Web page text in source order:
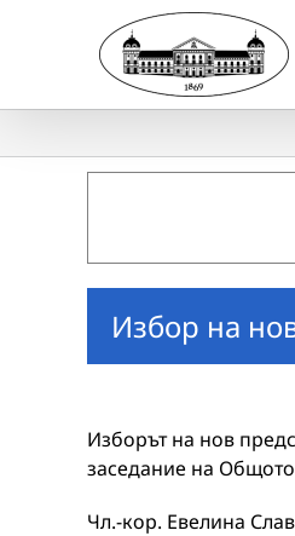
Избор на
Изборът на нов
заседание на
Чл.-кор. Евелина